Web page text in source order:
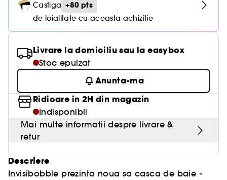
Castiga +80 pts
de loialitate cu aceasta achizitie
Livrare la domiciliu sau la easybox
Stoc epuizat
Anunta-ma
Ridicare in 2H din magazin
Indisponibil
Mai multe informatii despre livrare &
retur
Descriere
Invisibobble prezinta noua sa casca de baie -